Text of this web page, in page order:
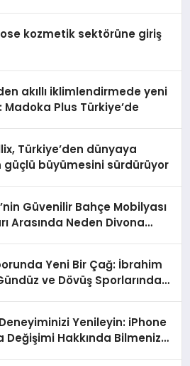
kozmetik sektörüne giriş
akıllı iklimlendirmede yeni
Madoka Plus Türkiye’de
Türkiye’den dünyaya
güçlü büyümesini sürdürüyor
Güvenilir Bahçe Mobilyası
Arasında Neden Divona
Yeni Bir Çağ: İbrahim
ve Dövüş Sporlarında
Yenileyin: iPhone
Değişimi Hakkında Bilmeniz